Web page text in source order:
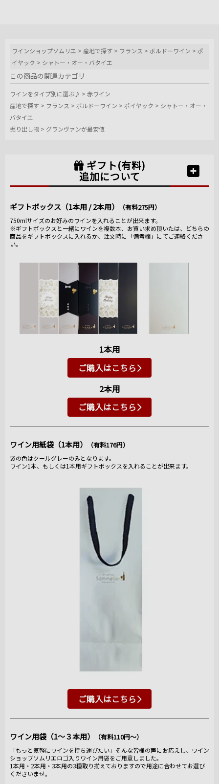
ワインショップソムリエ > 産地で探す > フランス >ボルドーワイン >ポ
イヤック > シャトー・オー・バタイエ
この商品の関連カテゴリ
ワインをタイプ別に選ぶ♪ > 赤ワイン
産地で探す > フランス > ボルドーワイン > ポイヤック > シャトー・オー・
バタイエ
掘り出し物 > グランヴァンが最安値
ギフト(有料)
追加について
ギフトボックス（1本用 / 2本用） （有料275円）
750mlサイズのお好みのワインを入れることが出来ます。
※ギフトボックスと一緒にワインを複数本、お買い求め頂いたは、どちらの
商品をギフトボックスに入れるか、注文時に「備考欄」にてご連絡くださ
い。
1本用
ご購入はこちら
2本用
ご購入はこちら
ワイン用紙袋（1本用） （有料176円）
袋の色はクールグレーのみとなります。
ワイン1本、もしくは1本用ギフトボックスを入れることが出来ます。
ご購入はこちら
ワイン用袋（1～３本用） （有料110円～）
「もっと気軽にワインを持ち運びたい」そんな皆様の声にお応えし、ワイン
ショップソムリエロゴ入りワイン用袋をご用意しました。
1本用・2本用・3本用の3種取り揃えておりますので用途に合わせてお選び
くださいませ。